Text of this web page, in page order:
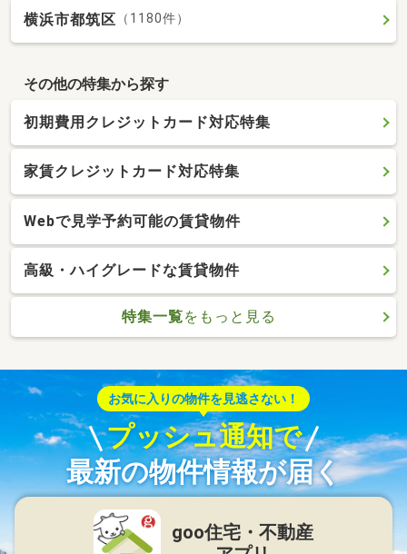
横浜市都筑区 （1180件）
その他の特集から探す
初期費用クレジットカード対応特集
家賃クレジットカード対応特集
Webで見学予約可能の賃貸物件
高級・ハイグレードな賃貸物件
特集一覧をもっと見る
お気に入りの物件を見逃さない！
プッシュ通知で
最新の物件情報が届く
goo住宅・不動産